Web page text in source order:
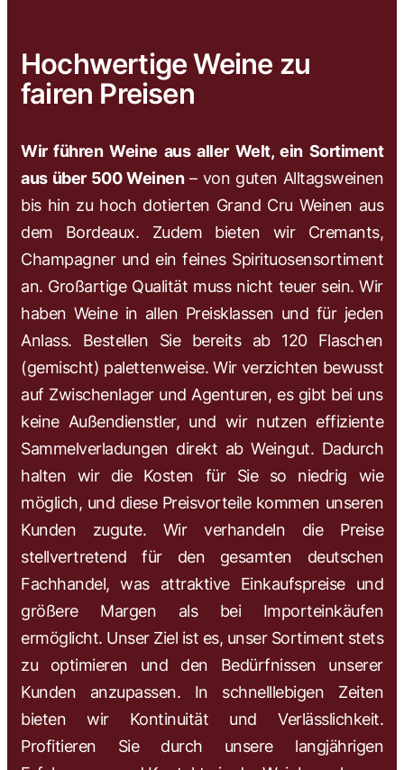
Hochwertige Weine zu
fairen Preisen
Wir führen Weine aus aller Welt, ein Sortiment
aus über 500 Weinen– von guten Alltagsweinen
bis hin zu hoch dotierten Grand Cru Weinen aus
dem Bordeaux. Zudem bieten wir Cremants,
Champagner und ein feines Spirituosensortiment
an. Großartige Qualität muss nicht teuer sein. Wir
haben Weine in allen Preisklassen und für jeden
Anlass. Bestellen Sie bereits ab 120 Flaschen
(gemischt) palettenweise. Wir verzichten bewusst
auf Zwischenlager und Agenturen, es gibt bei uns
keine Außendienstler, und wir nutzen effiziente
Sammelverladungen direkt ab Weingut. Dadurch
halten wir die Kosten für Sie so niedrig wie
möglich, und diese Preisvorteile kommen unseren
Kunden zugute. Wir verhandeln die Preise
stellvertretend für den gesamten deutschen
Fachhandel, was attraktive Einkaufspreise und
größere Margen als bei Importeinkäufen
ermöglicht. Unser Ziel ist es, unser Sortiment stets
zu optimieren und den Bedürfnissen unserer
Kunden anzupassen. In schnelllebigen Zeiten
bieten wir Kontinuität und Verlässlichkeit.
Profitieren Sie durch unsere langjährigen